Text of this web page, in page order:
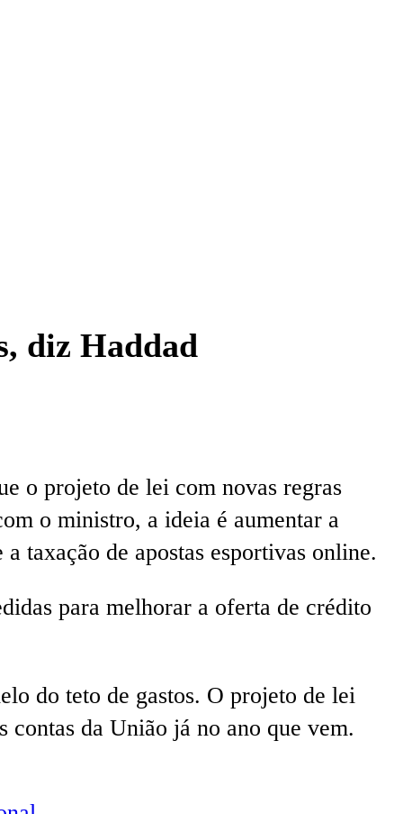
diz Haddad
o projeto de lei com novas regras
o ministro, a ideia é aumentar a
taxação de apostas esportivas online.
para melhorar a oferta de crédito
do teto de gastos. O projeto de lei
contas da União já no ano que vem.